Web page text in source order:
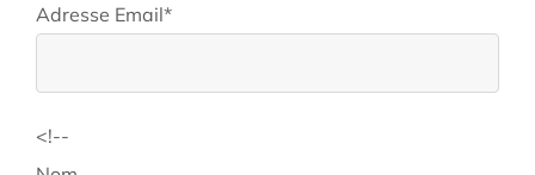
Adresse Email*
<!--